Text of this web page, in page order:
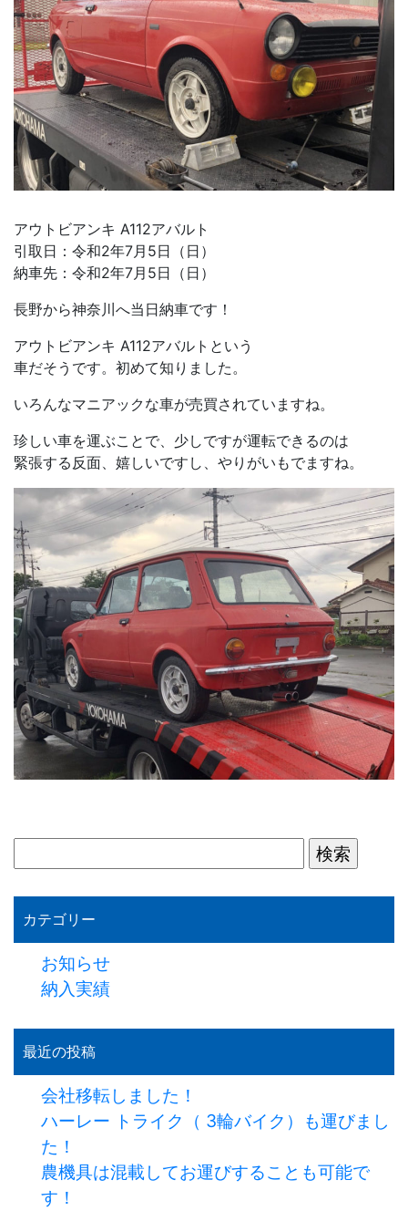
アウトビアンキ A112アバルト
引取日：令和2年7月5日（日）
納車先：令和2年7月5日（日）
長野から神奈川へ当日納車です！
アウトビアンキ A112アバルトという
車だそうです。初めて知りました。
いろんなマニアックな車が売買されていますね。
珍しい車を運ぶことで、少しですが運転できるのは
緊張する反面、嬉しいですし、やりがいもでますね。
索:
カテゴリー
お知らせ
納入実績
最近の投稿
会社移転しました！
ハーレー トライク（ 3輪バイク）も運びまし
た！
農機具は混載してお運びすることも可能で
す！